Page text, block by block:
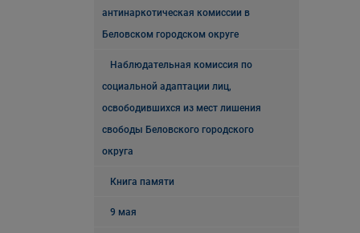
антинаркотическая комиссии в
Беловском городском округе
Наблюдательная комиссия по
социальной адаптации лиц,
освободившихся из мест лишения
свободы Беловского городского
округа
Книга памяти
9 мая